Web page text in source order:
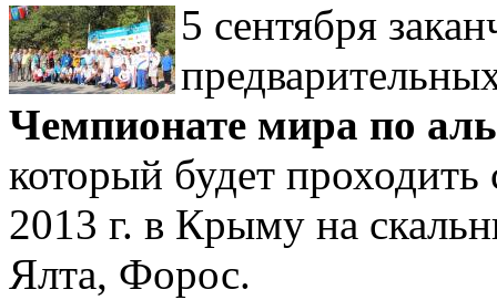
5 сентября
Чемпионате мира по
который будет проходить
2013 г. в Крыму на
Ялта, Форос.